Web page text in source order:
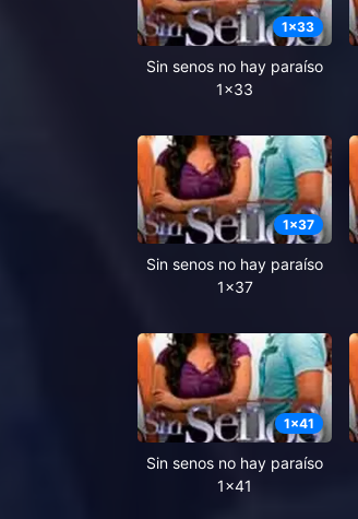
1x33
Sin senos no hay paraíso
1x33
1x37
Sin senos no hay paraíso
1x37
1x41
Sin senos no hay paraíso
1x41